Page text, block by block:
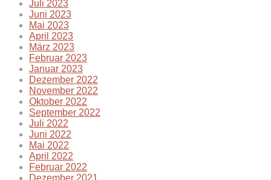
Juli 2023
Juni 2023
Mai 2023
April 2023
März 2023
Februar 2023
Januar 2023
Dezember 2022
November 2022
Oktober 2022
September 2022
Juli 2022
Juni 2022
Mai 2022
April 2022
Februar 2022
Dezember 2021